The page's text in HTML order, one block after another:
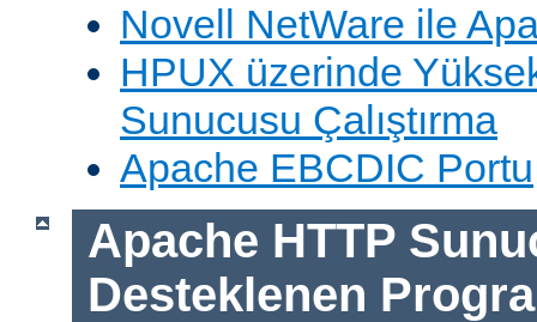
Novell NetWare ile
HPUX üzerinde
Sunucusu Çalıştırma
Apache EBCDIC Portu
Apache HTTP
Desteklenen